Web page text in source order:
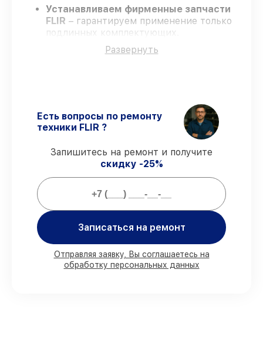
Устанавливаем фирменные запчасти
FLIR – гарантируем применение только
подлинных комплектующих.
Квалифицированные специалисты
проходят жёсткий контроль знаний и
ремонт тепловизора FLIR TG 165 строго
по договоренности.
Гарантийное сопровождение– все
гарантийной поддержкой до 3 лет.
Мы гарантируем:
клиента
90%
запчастей FLIR имеются на складе в
Краснодаре, остальные доставляются
быстро
Развернуть
Есть вопросы по ремонту
техники FLIR ?
Запишитесь на ремонт и получите
скидку -25%
Записаться на ремонт
Отправляя заявку, Вы соглашаетесь на
обработку персональных данных